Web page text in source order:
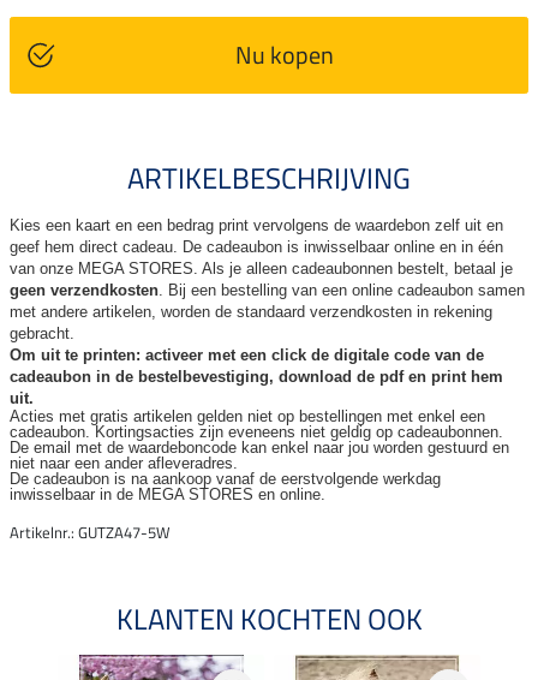
Nu kopen
ARTIKELBESCHRIJVING
Kies een kaart en een bedrag print vervolgens de waardebon zelf uit en
geef hem direct cadeau. De cadeaubon is inwisselbaar online en in één
van onze MEGA STORES. Als je alleen cadeaubonnen bestelt, betaal je
geen verzendkosten. Bij een bestelling van een online cadeaubon samen
met andere artikelen, worden de standaard verzendkosten in rekening
gebracht.
Om uit te printen: activeer met een click de digitale code van de
cadeaubon in de bestelbevestiging, download de pdf en print hem
uit.
Acties met gratis artikelen gelden niet op bestellingen met enkel een
cadeaubon. Kortingsacties zijn eveneens niet geldig op cadeaubonnen.
De email met de waardeboncode kan enkel naar jou worden gestuurd en
niet naar een ander afleveradres.
De cadeaubon is na aankoop vanaf de eerstvolgende werkdag
inwisselbaar in de MEGA STORES en online.
Artikelnr.: GUTZA47-5W
KLANTEN KOCHTEN OOK